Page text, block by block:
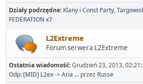
Działy podrzędne Klany i Const Party
FEDERATION x7
L2Extreme
Forum serwera L2Extreme
Ostatnia wiadomość:Grudzień 23, 2013,
Odp: [MID] L2ex -> Aria ... przez Russe